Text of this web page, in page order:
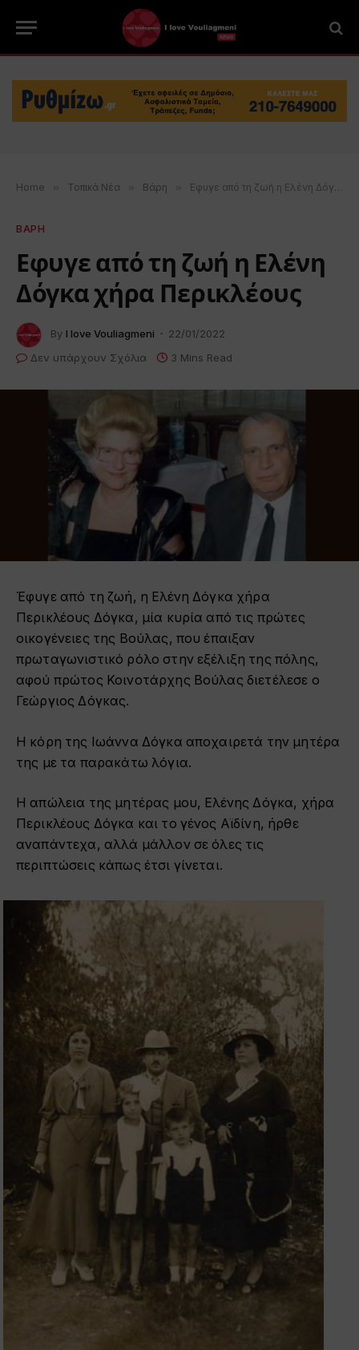
Home » Τοπικά Νέα » Βάρη » Εφυγε από τη ζωή η Ελένη Δόγκα χήρα Περικλέους
ΒΑΡΗ
Εφυγε από τη ζωή η Ελένη
Δόγκα χήρα Περικλέους
By I love Vouliagmeni
22/01/2022
Δεν υπάρχουν Σχόλια
3 Mins Read
Έφυγε από τη ζωή, η Ελένη Δόγκα χήρα
Περικλέους Δόγκα, μία κυρία από τις πρώτες
οικογένειες της Βούλας, που έπαιξαν
πρωταγωνιστικό ρόλο στην εξέλιξη της πόλης,
αφού πρώτος Κοινοτάρχης Βούλας διετέλεσε ο
Γεώργιος Δόγκας.
Η κόρη της Ιωάννα Δόγκα αποχαιρετά την μητέρα
της με τα παρακάτω λόγια.
Η απώλεια της μητέρας μου, Ελένης Δόγκα, χήρα
Περικλέους Δόγκα και το γένος Αϊδίνη, ήρθε
αναπάντεχα, αλλά μάλλον σε όλες τις
περιπτώσεις κάπως έτσι γίνεται.